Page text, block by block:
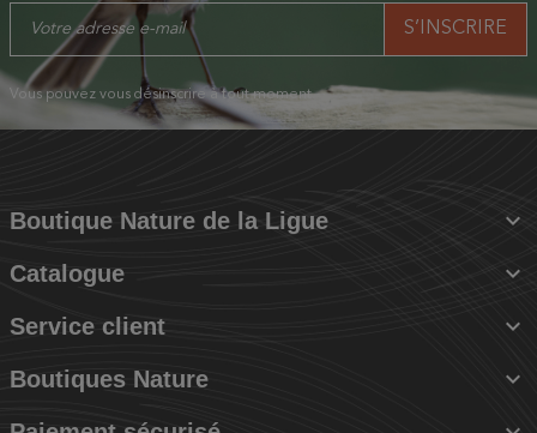
Vous pouvez vous désinscrire à tout moment.
Boutique Nature de la Ligue 
Catalogue 
Service client 
Boutiques Nature 